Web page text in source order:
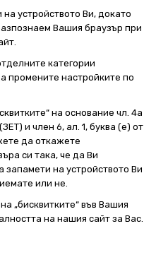
на устройството Ви, докато
Вашия браузър при
категории
промените настройките по
на основание чл. 4а
и член 6, ал. 1, буква (е) от
да откажете
си така, че да Ви
запамети на устройството Ви
или не.
„бисквитките“ във Вашия
на нашия сайт за Вас.